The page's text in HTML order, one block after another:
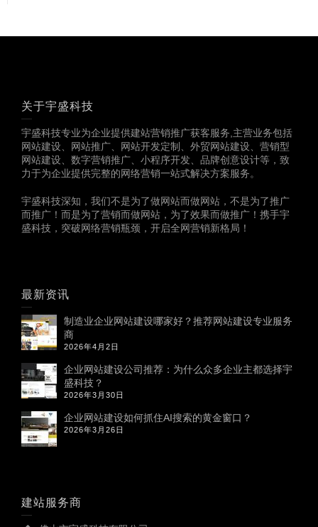
关于宇盛科技
宇盛科技专业为企业提供建站营销推广获客服务,主营业务包括
网站建设、网站推广、网站开发定制、外贸网站建设、营销型
网站建设、数字营销推广、小程序开发、品牌创意设计等，致
力于为企业提供完整的网络营销一站式解决方案服务。
宇盛科技深知，我们不是为了做网站而做网站，不是为了推广
而推广！而是为了营销而做网站，为了效果而做推广！携手宇
盛科技，突破网络营销瓶颈，开启全网营销新格局！
最新资讯
制造业企业网站建设哪家好？推荐网站建设专业服务
商
2026年4月2日
企业网站建设公司推荐：为什么众多企业主都选择宇
盛科技？
2026年3月30日
企业网站建设如何抓住AI搜索的黄金窗口？
2026年3月26日
建站服务商